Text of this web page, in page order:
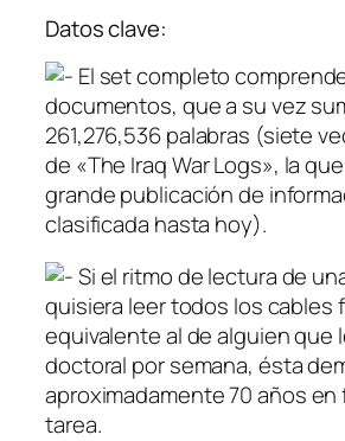
Datos clave:
El set completo
documentos, que a su vez
261,276,536 palabras (siete
de «The Iraq War Logs», la
grande publicación de
clasificada hasta hoy).
Si el ritmo de lectura de
quisiera leer todos los cables
equivalente al de alguien que
doctoral por semana, ésta
aproximadamente 70 años en
tarea.